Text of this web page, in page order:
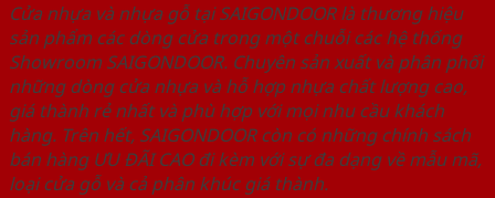
Cửa nhựa và nhựa gỗ tại SAIGONDOOR là thương hiệu
sản phẩm các dòng cửa trong một chuỗi các hệ thống
Showroom SAIGONDOOR. Chuyên sản xuất và phân phối
những dòng cửa nhựa và hỗ hợp nhựa chất lượng cao,
giá thành rẻ nhất và phù hợp với mọi nhu cầu khách
hàng. Trên hết, SAIGONDOOR còn có những chính sách
bán hàng ƯU ĐÃI CAO đi kèm với sự đa dạng về mẫu mã,
loại cửa gỗ và cả phân khúc giá thành.